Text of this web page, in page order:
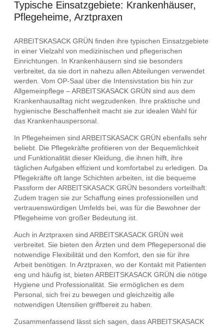
Typische Einsatzgebiete: Krankenhäuser,
Pflegeheime, Arztpraxen
ARBEITSKASACK GRÜN finden ihre typischen Einsatzgebiete
in einer Vielzahl von medizinischen und pflegerischen
Einrichtungen. In Krankenhäusern sind sie besonders
verbreitet, da sie dort in nahezu allen Abteilungen verwendet
werden. Vom OP-Saal über die Intensivstation bis hin zur
Allgemeinpflege – ARBEITSKASACK GRÜN sind aus dem
Krankenhausalltag nicht wegzudenken. Ihre praktische und
hygienische Beschaffenheit macht sie zur idealen Wahl für
das Krankenhauspersonal.
In Pflegeheimen sind ARBEITSKASACK GRÜN ebenfalls sehr
beliebt. Die Pflegekräfte profitieren von der Bequemlichkeit
und Funktionalität dieser Kleidung, die ihnen hilft, ihre
täglichen Aufgaben effizient und komfortabel zu erledigen. Da
Pflegekräfte oft lange Schichten arbeiten, ist die bequeme
Passform der ARBEITSKASACK GRÜN besonders vorteilhaft.
Zudem tragen sie zur Schaffung eines professionellen und
vertrauenswürdigen Umfelds bei, was für die Bewohner der
Pflegeheime von großer Bedeutung ist.
Auch in Arztpraxen sind ARBEITSKASACK GRÜN weit
verbreitet. Sie bieten den Ärzten und dem Pflegepersonal die
notwendige Flexibilität und den Komfort, den sie für ihre
Arbeit benötigen. In Arztpraxen, wo der Kontakt mit Patienten
eng und häufig ist, bieten ARBEITSKASACK GRÜN die nötige
Hygiene und Professionalität. Sie ermöglichen es dem
Personal, sich frei zu bewegen und gleichzeitig alle
notwendigen Utensilien griffbereit zu haben.
Zusammenfassend lässt sich sagen, dass ARBEITSKASACK